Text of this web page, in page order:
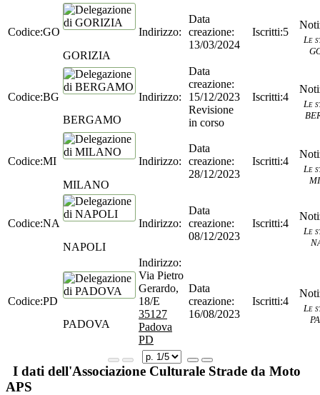
GO
GORIZIA
13/03/2024
5
Le
BG
BERGAMO
15/12/2023
Revisione
in corso
4
Le
MI
MILANO
28/12/2023
4
Le
NA
NAPOLI
08/12/2023
4
Le
PD
PADOVA
Via Pietro
Gerardo,
18/E
35127
Padova
PD
16/08/2023
4
Le
I dati dell'Associazione Culturale Strade da Moto
APS